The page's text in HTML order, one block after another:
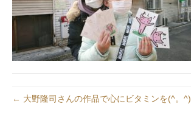
← 大野隆司さんの作品で心にビタミンを(^。^)